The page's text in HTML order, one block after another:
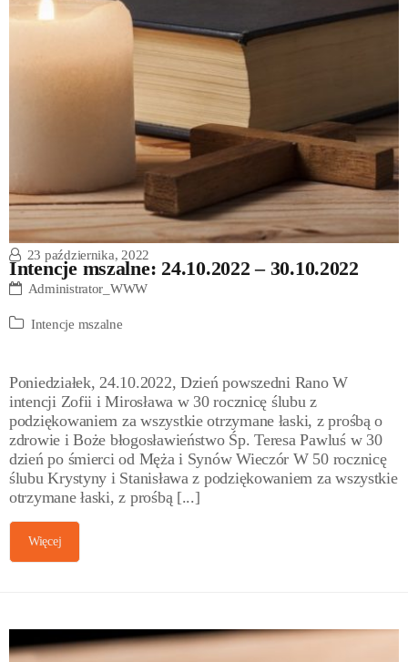
Intencje mszalne: 24.10.2022 – 30.10.2022
23 października, 2022
Administrator_WWW
Intencje mszalne
Poniedziałek, 24.10.2022, Dzień powszedni Rano W
intencji Zofii i Mirosława w 30 rocznicę ślubu z
podziękowaniem za wszystkie otrzymane łaski, z prośbą o
zdrowie i Boże błogosławieństwo Śp. Teresa Pawluś w 30
dzień po śmierci od Męża i Synów Wieczór W 50 rocznicę
ślubu Krystyny i Stanisława z podziękowaniem za wszystkie
otrzymane łaski, z prośbą [...]
Więcej